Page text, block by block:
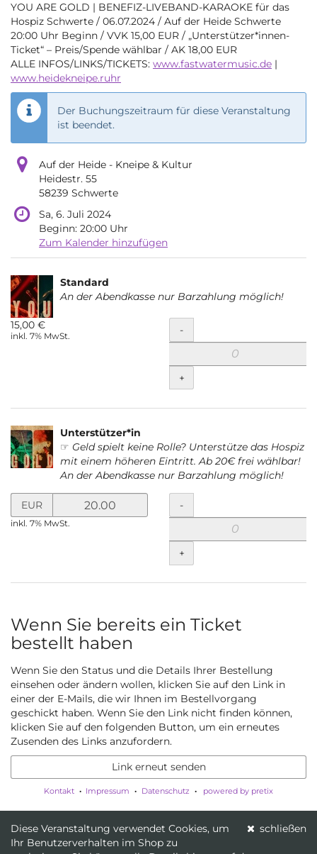
YOU ARE GOLD | BENEFIZ-LIVEBAND-KARAOKE für das
Hospiz Schwerte / 06.07.2024 / Auf der Heide Schwerte
20:00 Uhr Beginn / VVK 15,00 EUR / „Unterstützer*innen-
Ticket“ – Preis/Spende wählbar / AK 18,00 EUR
ALLE INFOS/LINKS/TICKETS: www.fastwatermusic.de |
www.heidekneipe.ruhr
Der Buchungszeitraum für diese Veranstaltung
ist beendet.
Auf der Heide - Kneipe & Kultur
Heidestr. 55
58239 Schwerte
Sa, 6. Juli 2024
Beginn: 20:00 Uhr
Zum Kalender hinzufügen
Unkategorisierte
Produkte
Standard
An der Abendkasse nur Barzahlung möglich!
15,00 €
inkl. 7% MwSt. Menge
-
+
Unterstützer*in
☞ Geld spielt keine Rolle? Unterstütze das Hospiz
mit einem höheren Eintritt. Ab 20€ frei wählbar!
An der Abendkasse nur Barzahlung möglich!
Preis
in
EUR
EUR
inkl. 7% MwSt.
Menge
-
+
Wenn Sie bereits ein Ticket
bestellt haben
Wenn Sie den Status und die Details Ihrer Bestellung
einsehen oder ändern wollen, klicken Sie auf den Link in
einer der E-Mails, die wir Ihnen im Bestellvorgang
geschickt haben. Wenn Sie den Link nicht finden können,
klicken Sie auf den folgenden Button, um ein erneutes
Zusenden des Links anzufordern.
Link erneut senden
Kontakt Impressum Datenschutz powered by pretix
schließen
Diese Veranstaltung verwendet Cookies, um
Ihr Benutzerverhalten im Shop zu